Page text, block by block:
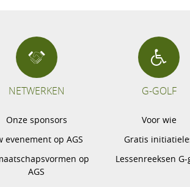
NETWERKEN
Onze sponsors
evenement op AGS
op
AGS
G-GOLF
Voor wie
Gratis
Lessenreeksen